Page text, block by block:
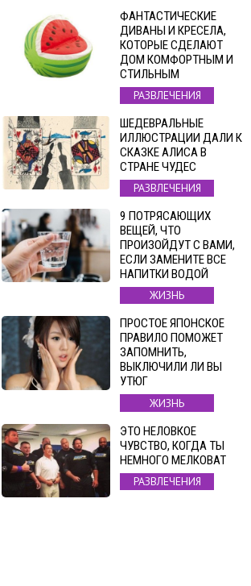
ФАНТАСТИЧЕСКИЕ
ДИВАНЫ И КРЕСЕЛА,
КОТОРЫЕ СДЕЛАЮТ
ДОМ КОМФОРТНЫМ И
СТИЛЬНЫМ
РАЗВЛЕЧЕНИЯ
ШЕДЕВРАЛЬНЫЕ
ИЛЛЮСТРАЦИИ ДАЛИ К
СКАЗКЕ АЛИСА В
СТРАНЕ ЧУДЕС
РАЗВЛЕЧЕНИЯ
9 ПОТРЯСАЮЩИХ
ВЕЩЕЙ, ЧТО
ПРОИЗОЙДУТ С ВАМИ,
ЕСЛИ ЗАМЕНИТЕ ВСЕ
НАПИТКИ ВОДОЙ
ЖИЗНЬ
ПРОСТОЕ ЯПОНСКОЕ
ПРАВИЛО ПОМОЖЕТ
ЗАПОМНИТЬ,
ВЫКЛЮЧИЛИ ЛИ ВЫ
УТЮГ
ЖИЗНЬ
ЭТО НЕЛОВКОЕ
ЧУВСТВО, КОГДА ТЫ
НЕМНОГО МЕЛКОВАТ
РАЗВЛЕЧЕНИЯ